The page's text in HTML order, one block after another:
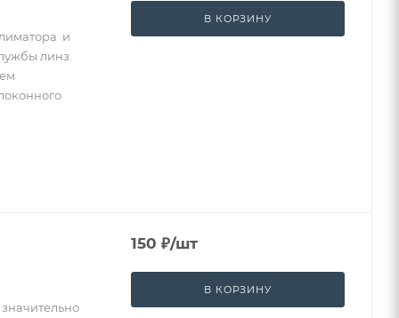
и
линз.
В КОРЗИНУ
150 ₽/шт
В КОРЗИНУ